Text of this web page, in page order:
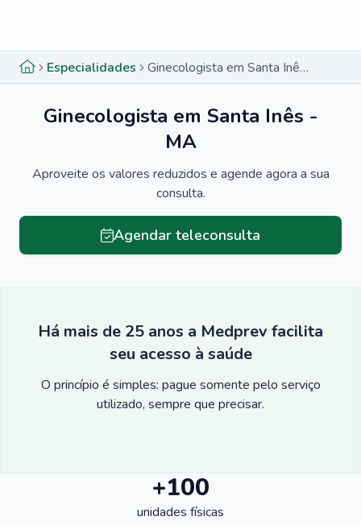
Especialidades Ginecologista em Santa Inês - MA
Ginecologista em Santa Inês -
MA
Aproveite os valores reduzidos e agende agora a sua
consulta.
Agendar teleconsulta
Há mais de 25 anos a Medprev facilita
seu acesso à saúde
O princípio é simples: pague somente pelo serviço
utilizado, sempre que precisar.
+100
unidades físicas